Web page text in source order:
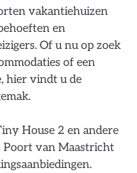
vakantiehuizen
en
Of u nu op zoek
of een
hier vindt u de
House 2 en andere
Poort van Maastricht